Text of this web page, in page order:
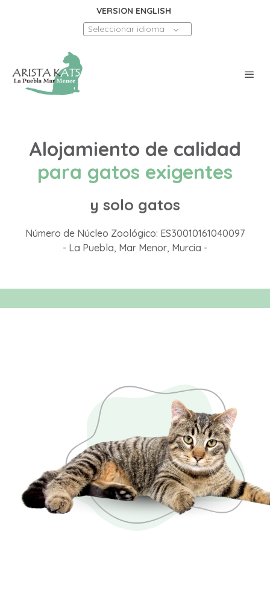
VERSION ENGLISH
Seleccionar idioma
Alojamiento de calidad
para gatos exigentes
y solo gatos
Número de Núcleo Zoológico: ES30010161040097
- La Puebla, Mar Menor, Murcia -